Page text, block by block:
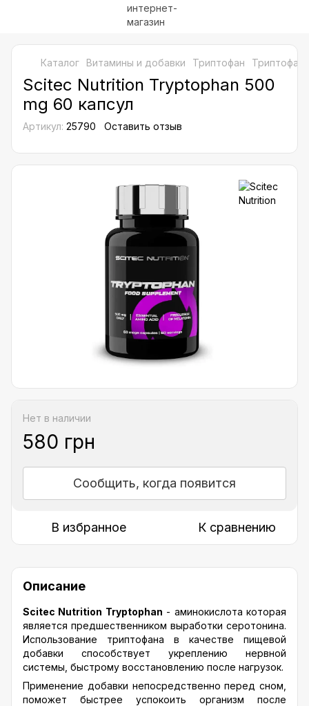
Каталог Витамины и добавки Триптофан Триптофан
Scitec Nutrition Tryptophan 500
mg 60 капсул
Артикул: 25790 Оставить отзыв
Нет в наличии
580 грн
Сообщить, когда появится
В избранное К сравнению
Описание
Scitec Nutrition Tryptophan - аминокислота которая
является предшественником выработки серотонина.
Использование триптофана в качестве пищевой
добавки способствует укреплению нервной
системы, быстрому восстановлению после нагрузок.
Применение добавки непосредственно перед сном,
поможет быстрее успокоить организм после